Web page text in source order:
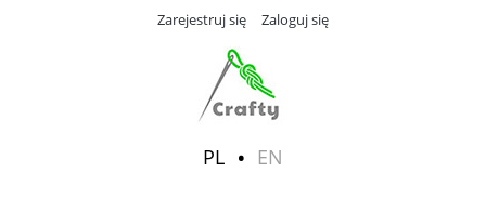
Zarejestruj się Zaloguj się
PL EN